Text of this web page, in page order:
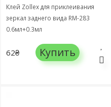
Клей Zollex для приклеивания
зеркал заднего вида RM-283
0,6мл+0,3мл
62₴ Купить